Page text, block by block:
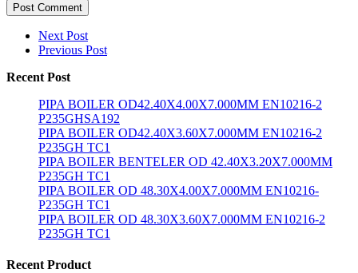
Post Comment
Next Post
Previous Post
Recent Post
PIPA BOILER OD42.40X4.00X7.000MM EN10216-2
P235GHSA192
PIPA BOILER OD42.40X3.60X7.000MM EN10216-2
P235GH TC1
PIPA BOILER BENTELER OD 42.40X3.20X7.000MM
P235GH TC1
PIPA BOILER OD 48.30X4.00X7.000MM EN10216-
P235GH TC1
PIPA BOILER OD 48.30X3.60X7.000MM EN10216-2
P235GH TC1
Recent Product